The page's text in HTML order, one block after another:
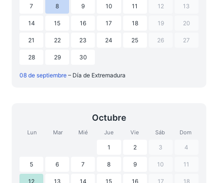
7 8 9 10 11 12 13
14 15 16 17 18 19 20
21 22 23 24 25 26 27
28 29 30
08 de septiembre – Día de Extremadura
Octubre
Lun Mar Mié Jue Vie Sáb Dom
1 2 3 4
5 6 7 8 9 10 11
12 13 14 15 16 17 18